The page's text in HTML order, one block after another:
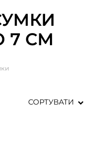
7 СМ
СОРТУВАТИ